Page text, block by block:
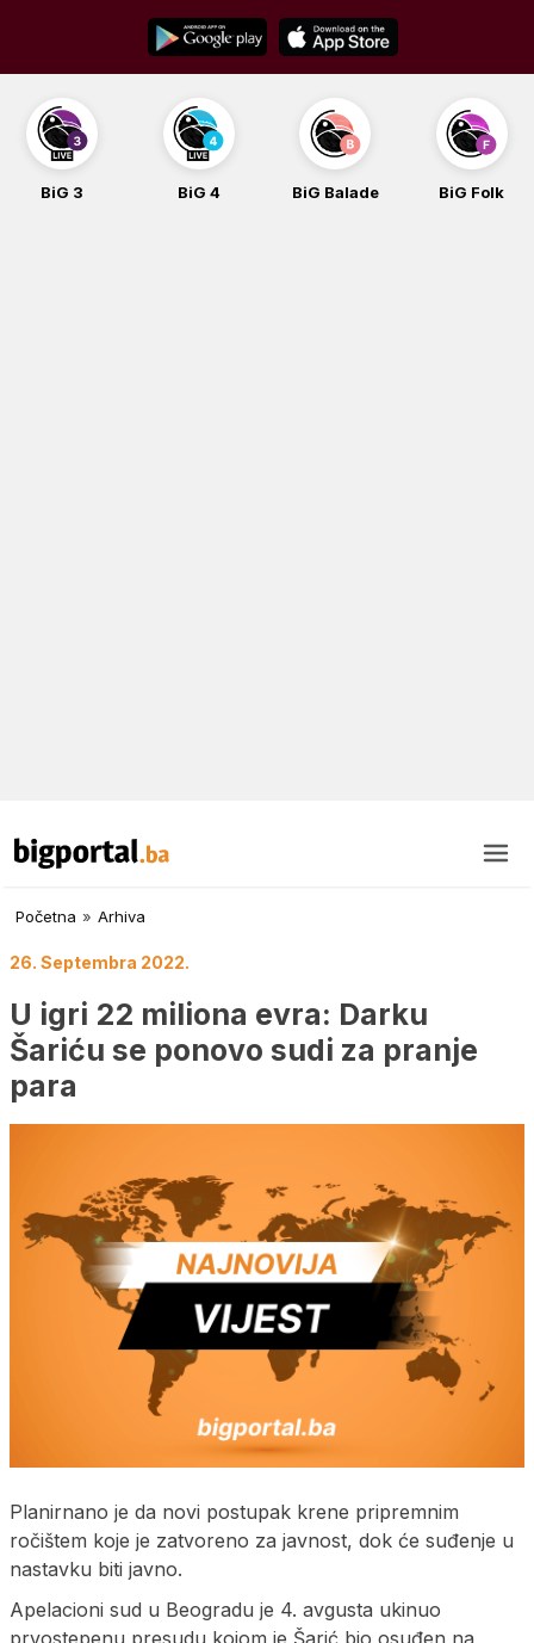
content
BiG 3 BiG 4 BiG Balade BiG Folk
Početna » Arhiva
26. Septembra 2022.
U igri 22 miliona evra: Darku
Šariću se ponovo sudi za pranje
para
Planirnano je da novi postupak krene pripremnim
ročištem koje je zatvoreno za javnost, dok će suđenje u
nastavku biti javno.
Apelacioni sud u Beogradu je 4. avgusta ukinuo
prvostepenu presudu kojom je Šarić bio osuđen na